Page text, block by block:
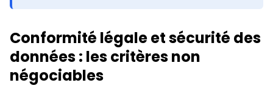
Conformité légale et sécurité des
données : les critères non
négociables